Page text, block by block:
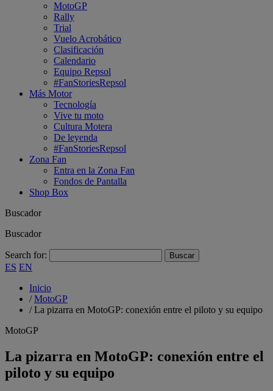
MotoGP
Rally
Trial
Vuelo Acrobático
Clasificación
Calendario
Equipo Repsol
#FanStoriesRepsol
Más Motor
Tecnología
Vive tu moto
Cultura Motera
De leyenda
#FanStoriesRepsol
Zona Fan
Entra en la Zona Fan
Fondos de Pantalla
Shop Box
Buscador
Buscador
Search for:
ES EN
Inicio
/MotoGP
/La pizarra en MotoGP: conexión entre el piloto y su equipo
MotoGP
La pizarra en MotoGP: conexión entre el
piloto y su equipo